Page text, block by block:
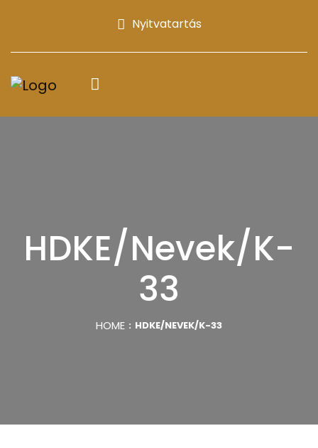
Nyitvatartás
HDKE/Nevek/K-
33
HOME HDKE/NEVEK/K-33